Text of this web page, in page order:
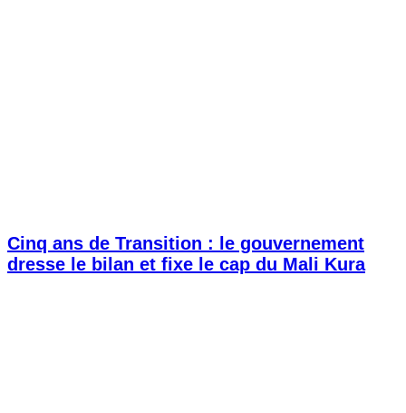
Cinq ans de Transition : le gouvernement
dresse le bilan et fixe le cap du Mali Kura